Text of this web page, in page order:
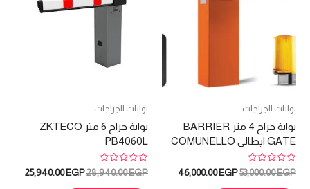
بوابات الجراجات
بوابة جراج 4 متر BARRIER
GATE ايطالى COMUNELLO
تم
التقييم
53,000.00EGP
السعر46,000.00EGP
بوابات الجراجات
بوابة جراج 6 متر ZKTECO
PB4060L
تم
التقييم
28,940.00EGP
السعر25,940.00EGP